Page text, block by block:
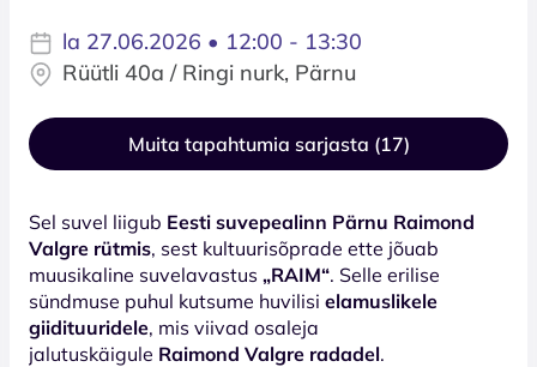
la 27.06.2026 • 12:00 - 13:30
Rüütli 40a / Ringi nurk, Pärnu
Muita tapahtumia sarjasta (17)
Sel suvel liigub Eesti suvepealinn Pärnu Raimond
Valgre rütmis, sest kultuurisõprade ette jõuab
muusikaline suvelavastus „RAIM“. Selle erilise
sündmuse puhul kutsume huvilisi elamuslikele
giidituuridele, mis viivad osaleja
jalutuskäigule Raimond Valgre radadel.